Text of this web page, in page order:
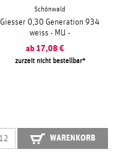
Schönwald
Giesser 0,30 Generation 934
weiss - MU -
ab 17,08 €
zurzeit nicht bestellbar
WARENKORB